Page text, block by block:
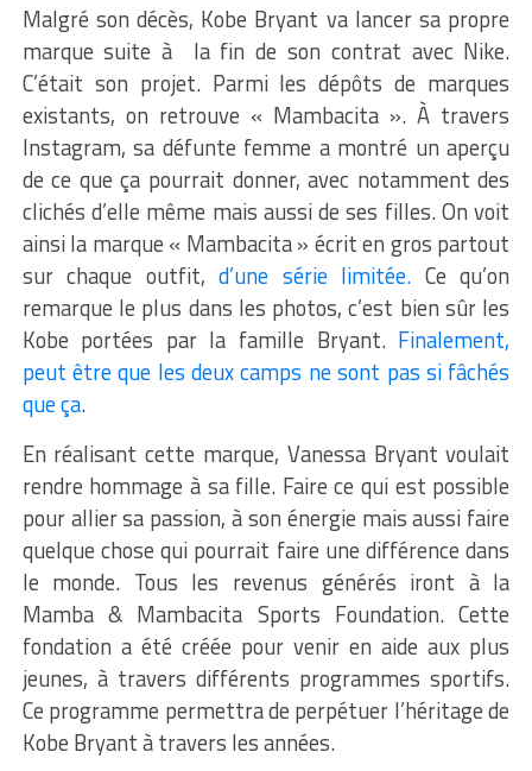
Malgré son décès, Kobe Bryant va lancer sa propre
marque suite à la fin de son contrat avec Nike.
C’était son projet. Parmi les dépôts de marques
existants, on retrouve « Mambacita ». À travers
Instagram, sa défunte femme a montré un aperçu
de ce que ça pourrait donner, avec notamment des
clichés d’elle même mais aussi de ses filles. On voit
ainsi la marque « Mambacita » écrit en gros partout
sur chaque outfit,d’une série limitée. Ce qu’on
remarque le plus dans les photos, c’est bien sûr les
Kobe portées par la famille Bryant. Finalement,
peut être que les deux camps ne sont pas si fâchés
que ça.
En réalisant cette marque, Vanessa Bryant voulait
rendre hommage à sa fille. Faire ce qui est possible
pour allier sa passion, à son énergie mais aussi faire
quelque chose qui pourrait faire une différence dans
le monde. Tous les revenus générés iront à la
Mamba & Mambacita Sports Foundation. Cette
fondation a été créée pour venir en aide aux plus
jeunes, à travers différents programmes sportifs.
Ce programme permettra de perpétuer l’héritage de
Kobe Bryant à travers les années.